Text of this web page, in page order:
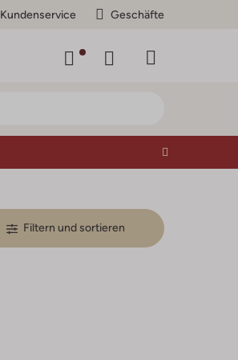
Kundenservice Geschäfte
Filtern und sortieren